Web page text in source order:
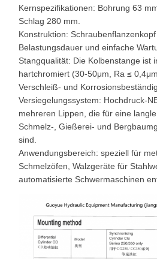
Kernspezifikationen: Bohrung 63
Schlag 280 mm.
Konstruktion:
Belastungsdauer und einfache
Stangqualität: Die Kolbenstange ist
hartchromiert (30-50μm, Ra ≤
Verschleiß- und
Versiegelungssystem: Hochdruck-
mehreren Lippen, die für eine
Schmelz-, Gießerei- und
sind.
Anwendungsbereich: speziell für
Schmelzöfen, Walzgeräte für
automatisierte Schwermaschinen